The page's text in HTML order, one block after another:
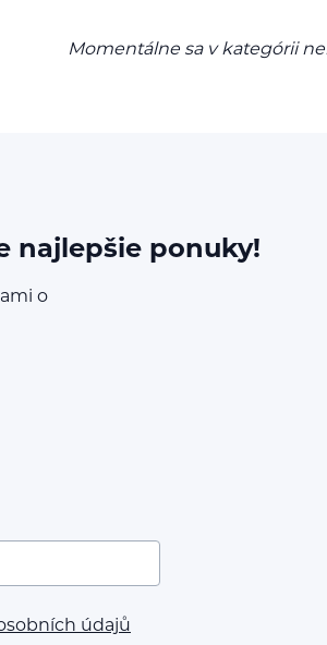
Momentálne sa v kategórii
najlepšie ponuky!
o
údajů